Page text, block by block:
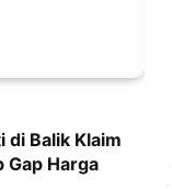
di Balik Klaim
Gap Harga